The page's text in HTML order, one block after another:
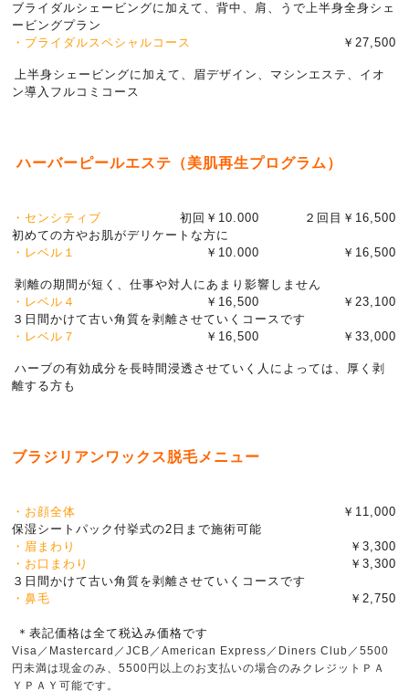
ブライダルシェービングに加えて、背中、肩、うで上半身全身シェ
ービングプラン
・ブライダルスペシャルコース
￥27,500
上半身シェービングに加えて、眉デザイン、マシンエステ、イオ
ン導入フルコミコース
ハーバーピールエステ（美肌再生プログラム）
・センシティブ 初回￥10.000
２回目￥16,500
初めての方やお肌がデリケートな方に
・レベル１
￥10.000 ￥16,500
剥離の期間が短く、仕事や対人にあまり影響しません
・レベル４
￥16,500
￥23,100
３日間かけて古い角質を剥離させていくコースです
・レベル７
￥16,500 ￥33,000
ハーブの有効成分を長時間浸透させていく人によっては、厚く剥
離する方も
ブラジリアンワックス脱毛メニュー
・ お顔全体
￥11,000
保湿シートパック付挙式の2日まで施術可能
・眉まわり
￥3,300
・お口まわり
￥3,300
３日間かけて古い角質を剥離させていくコースです
・鼻毛
￥2,750
＊表記価格は全て税込み価格です
Visa／Mastercard／JCB／American Express／Diners Club／5500
円未満は現金のみ、5500円以上のお支払いの場合のみクレジットＰＡ
ＹＰＡＹ可能です。